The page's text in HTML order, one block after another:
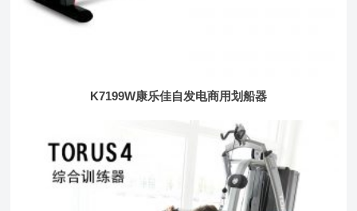
K7199W康乐佳自发电商用划船器